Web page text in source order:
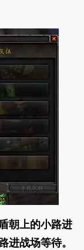
朝上的小路进
进战场等待。